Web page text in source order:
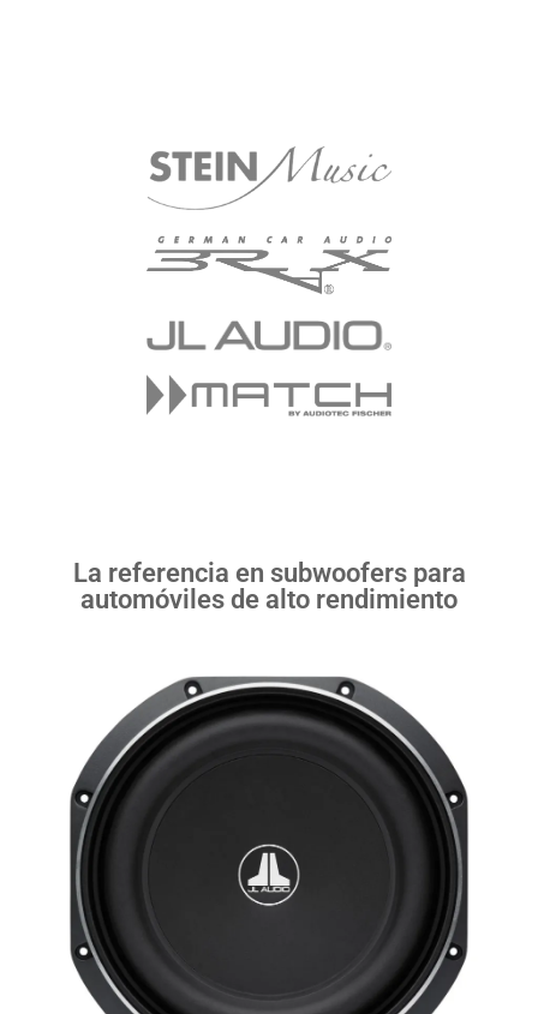
La referencia en subwoofers para
automóviles de alto rendimiento